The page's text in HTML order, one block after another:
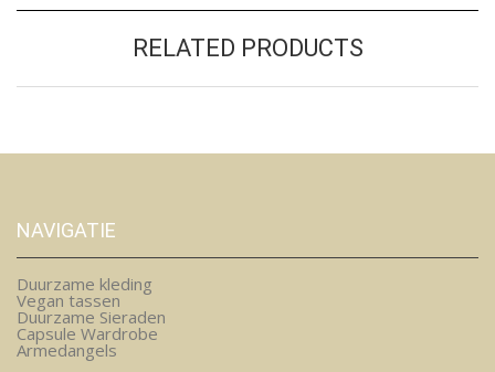
RELATED PRODUCTS
NAVIGATIE
Duurzame kleding
Vegan tassen
Duurzame Sieraden
Capsule Wardrobe
Armedangels